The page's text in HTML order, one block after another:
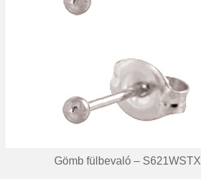
Gömb fülbevaló – S621WSTX